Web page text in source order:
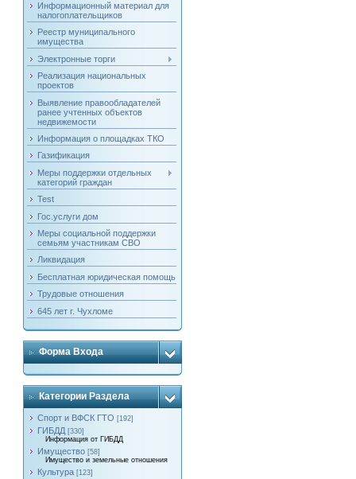
Информационный материал для
налогоплательщиков
Реестр муниципального
имущества
Электронные торги
Реализация национальных
проектов
Выявление правообладателей
ранее учтенных объектов
недвижемости
Информация о площадках ТКО
Газификация
Меры поддержки отдельных
категорий граждан
Test
Гос.услуги дом
Меры социальной поддержки
семьям участникам СВО
Ликвидация
Бесплатная юридическая помощь
Трудовые отношения
645 лет г. Чухломе
Форма Входа
Категории Раздела
Спорт и ВФСК ГТО [192]
ГИБДД [330]
Информация от ГИБДД
Имущество [58]
Имущество и земельные отношения
Культура [123]